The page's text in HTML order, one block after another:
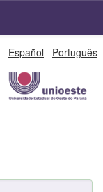
Español Português